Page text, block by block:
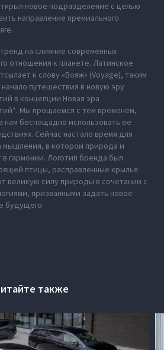
новое подразделение с целью
направление премиального
на слияние современных
отношения к планете. Латинское
к слову «Вояж» (Voyage), таким
путешествия в новую эру
в концепции Новая эра
Мы прощаемся с тем временем,
нам беспощадно использовать ее
Сейчас настало время для
мышления, в котором природа и
гармонии. Логотип бренда был
птицы, расправленные крылья
великую силу природы в сочетании с
призванными задать новое
будущего.
также